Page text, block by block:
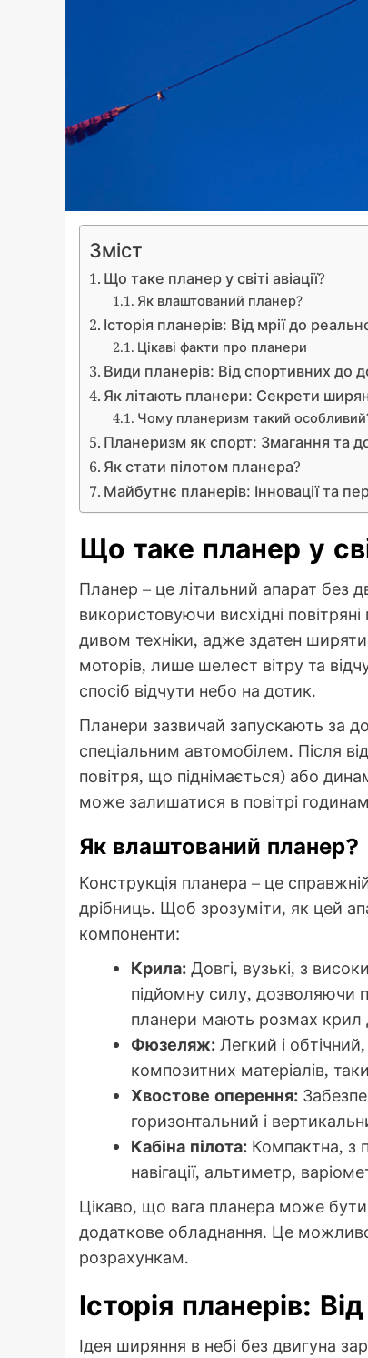
Зміст
Що таке планер у світі авіації?
Як влаштований планер?
Історія планерів: Від мрії до
Цікаві факти про планери
Види планерів: Від спортивних до
Як літають планери: Секрети
Чому планеризм такий
Планеризм як спорт: Змагання та
Як стати пілотом планера?
Майбутнє планерів: Інновації та
Що таке планер у
Планер – це літальний апарат без
використовуючи висхідні
дивом техніки, адже здатен ширяти
моторів, лише шелест вітру та
спосіб відчути небо на дотик.
Планери зазвичай запускають за
спеціальним автомобілем. Після
повітря, що піднімається) або
може залишатися в повітрі
Як влаштований планер?
Конструкція планера – це
дрібниць. Щоб зрозуміти, як цей
компоненти:
Крила: Довгі, вузькі, з
підйомну силу, дозволяючи
планери мають розмах крил
Фюзеляж: Легкий і
композитних матеріалів,
Хвостове оперення:
горизонтальний і
Кабіна пілота: Компактна, з
навігації, альтиметр,
Цікаво, що вага планера може бути
додаткове обладнання. Це
розрахункам.
Історія планерів:
Ідея ширяння в небі без двигуна